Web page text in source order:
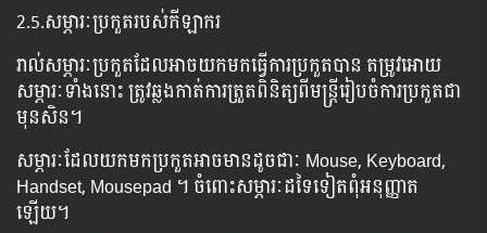
2.5.សម្ភារៈប្រកួតរបស់កីឡាករ
រាល់សម្ភារៈប្រកួតដែលអាចយកមកធ្វើការប្រកួតបាន តម្រូវអោយ
សម្ភារៈទាំងនោះ ត្រូវឆ្លងកាត់ការត្រួតពិនិត្យពីមន្ត្រីរៀបចំការប្រកួតជា
មុនសិន។
សម្ភារៈដែលយកមកប្រកួតអាចមានដូចជាៈ Mouse, Keyboard,
Handset, Mousepad ។ ចំពោះសម្ភារៈដទៃទៀតពុំអនុញ្ញាត
ឡើយ។